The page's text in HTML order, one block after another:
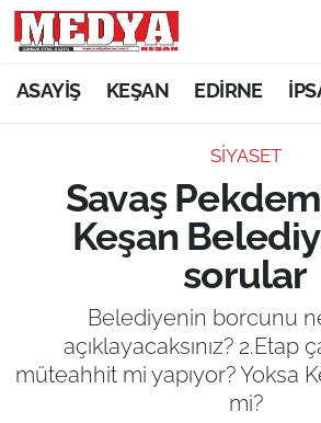
ASAYİŞ KEŞAN EDİRNE
SİYASET
Savaş
Keşan
sorular
Belediyenin borcunu
açıklayacaksınız? 2.Etap
müteahhit mi yapıyor? Yoksa
mi?
KEŞAN
ASAYİŞ
SİYASET
GÜNDEM
EKONOMİ